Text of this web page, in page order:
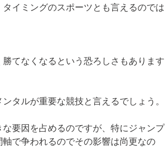
イミングのスポーツとも言えるのでは
てなくなるという恐ろしさもあります
タルが重要な競技と言えるでしょう。
要因を占めるのですが、特にジャンプ
で争われるのでその影響は尚更なの